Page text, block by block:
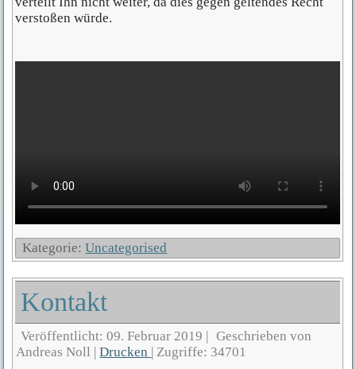
verstoßen würde.
Kategorie:Uncategorised
Kontakt
Veröffentlicht: 09. Februar 2019 |
Geschrieben von
Andreas Noll |Drucken | Zugriffe: 34701